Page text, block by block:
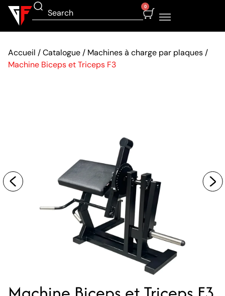
0
Accueil /Catalogue / Machines à charge par plaques /
Machine Biceps et Triceps F3